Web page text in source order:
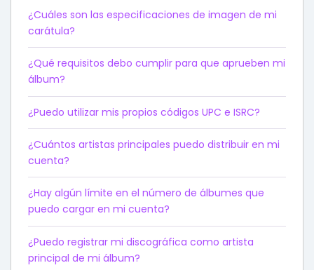
¿Cuáles son las especificaciones de imagen de mi
carátula?
¿Qué requisitos debo cumplir para que aprueben mi
álbum?
¿Puedo utilizar mis propios códigos UPC e ISRC?
¿Cuántos artistas principales puedo distribuir en mi
cuenta?
¿Hay algún límite en el número de álbumes que
puedo cargar en mi cuenta?
¿Puedo registrar mi discográfica como artista
principal de mi álbum?